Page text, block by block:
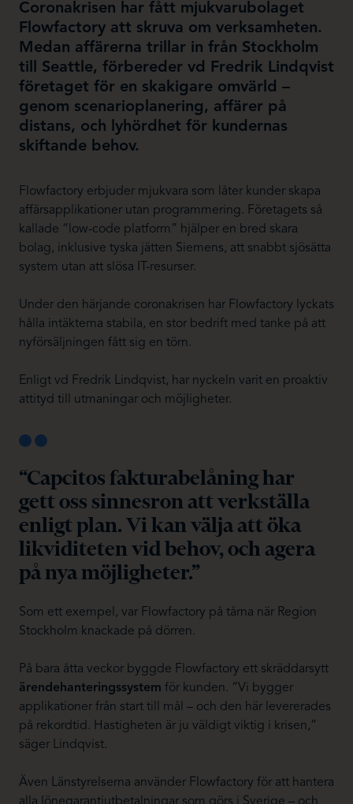
Coronakrisen har fått mjukvarubolaget
Flowfactory att skruva om verksamheten.
Medan affärerna trillar in från Stockholm
till Seattle, förbereder vd Fredrik Lindqvist
företaget för en skakigare omvärld –
genom scenarioplanering, affärer på
distans, och lyhördhet för kundernas
skiftande behov.
Flowfactory erbjuder mjukvara som låter kunder skapa
affärsapplikationer utan programmering. Företagets så
kallade “low-code platform” hjälper en bred skara
bolag, inklusive tyska jätten Siemens, att snabbt sjösätta
system utan att slösa IT-resurser.
Under den härjande coronakrisen har Flowfactory lyckats
hålla intäkterna stabila, en stor bedrift med tanke på att
nyförsäljningen fått sig en törn.
Enligt vd Fredrik Lindqvist, har nyckeln varit en proaktiv
attityd till utmaningar och möjligheter.
“Capcitos fakturabelåning har
gett oss sinnesron att verkställa
enligt plan. Vi kan välja att öka
likviditeten vid behov, och agera
på nya möjligheter.”
Som ett exempel, var Flowfactory på tårna när Region
Stockholm knackade på dörren.
På bara åtta veckor byggde Flowfactory ett skräddarsytt
ärendehanteringssystem för kunden. “Vi bygger
applikationer från start till mål – och den här levererades
på rekordtid. Hastigheten är ju väldigt viktig i krisen,”
säger Lindqvist.
Även Länstyrelserna använder Flowfactory för att hantera